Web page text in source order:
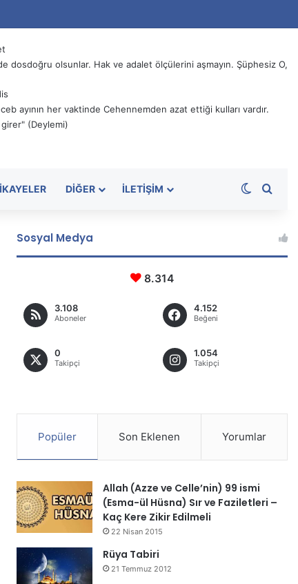
olsunlar. Hak ve adalet ölçülerini aşmayın. Şüphesiz O,
ayının her vaktinde Cehennemden azat ettiği kulları vardır.
(Deylemi)
DIĞER İLETIŞIM Dış
Sosyal Medya
8.314
3.108
Aboneler
4.152
Beğeni
0
Takipçi
1.054
Takipçi
Popüler Son Eklenen Yorumlar
Allah (Azze ve Celle’nin) 99 ismi
(Esma-ül Hüsna) Sır ve Faziletleri –
Kaç Kere Zikir Edilmeli
22 Nisan 2015
Rüya Tabiri
21 Temmuz 2012